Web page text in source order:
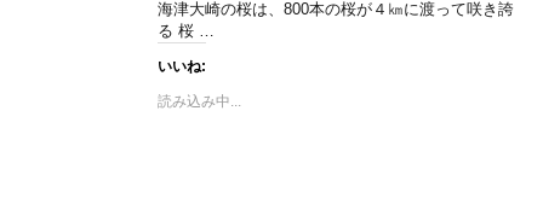
海津大崎の桜は、800本の桜が４㎞に渡って咲き誇
る 桜 …
いいね:
読み込み中...